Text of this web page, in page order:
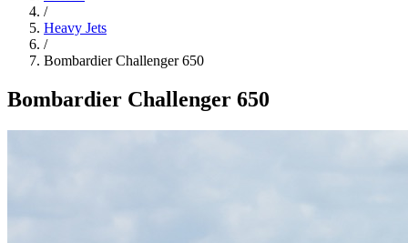
/
Heavy Jets
/
Bombardier Challenger 650
Bombardier Challenger 650